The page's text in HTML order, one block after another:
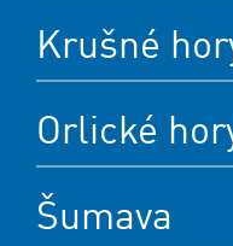
Krušné
Orlické
Šumava